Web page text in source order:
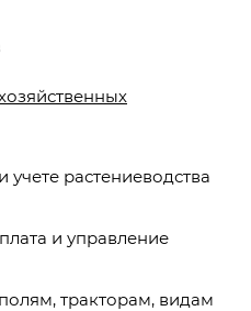
учете растениеводства
и управление
тракторам, видам